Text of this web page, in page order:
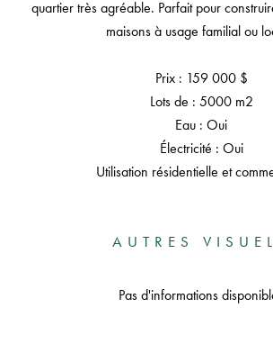
quartier très agréable. Parfait pour
maisons à usage familial ou
Prix : 159 000 $
Lots de : 5000 m2
Eau : Oui
Électricité : Oui
Utilisation résidentielle et
AUTRES
Pas d'informations